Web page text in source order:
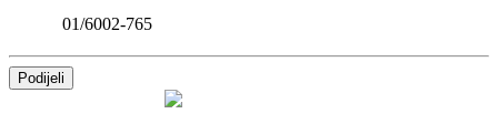
01/6002-765
Podijeli